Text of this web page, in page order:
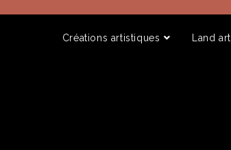
Créations artistiques Land art